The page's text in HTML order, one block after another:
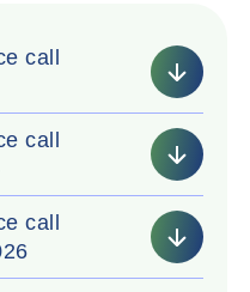
call
call
call